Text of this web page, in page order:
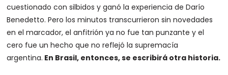
cuestionado con silbidos y ganó la experiencia de Darío
Benedetto. Pero los minutos transcurrieron sin novedades
en el marcador, el anfitrión ya no fue tan punzante y el
cero fue un hecho que no reflejó la supremacía
argentina. En Brasil, entonces, se escribirá otra historia.